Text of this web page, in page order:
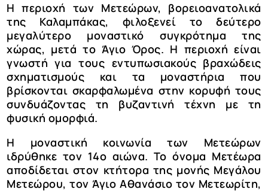
Η περιοχή των Μετεώρων, βορειοανατολικά
της Καλαμπάκας, φιλοξενεί το δεύτερο
μεγαλύτερο μοναστικό συγκρότημα της
χώρας, μετά το Άγιο Όρος. Η περιοχή είναι
γνωστή για τους εντυπωσιακούς βραχώδεις
σχηματισμούς και τα μοναστήρια που
βρίσκονται σκαρφαλωμένα στην κορυφή τους
συνδυάζοντας τη βυζαντινή τέχνη με τη
φυσική ομορφιά.
Η μοναστική κοινωνία των Μετεώρων
ιδρύθηκε τον 14ο αιώνα. Το όνομα Μετέωρα
αποδίδεται στον κτήτορα της μονής Μεγάλου
Μετεώρου, τον Άγιο Αθανάσιο τον Μετεωρίτη,